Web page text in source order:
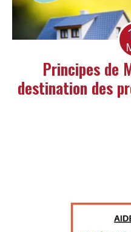
Principes de
destination des